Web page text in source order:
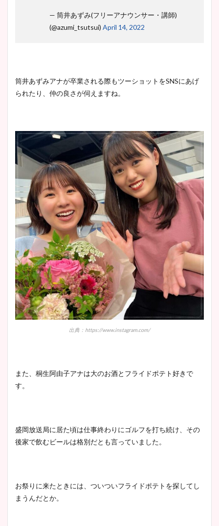
— 筒井あずみ(フリーアナウンサー・講師)
(@azumi_tsutsui) April 14, 2022
筒井あずみアナが卒業される際もツーショットをSNSにあげ
られたり、仲の良さが伺えますね。
出典：https://www.instagram.com/
また、桐生阿由子アナは大のお酒とフライドポテト好きで
す。
盛岡放送局に居た頃は仕事終わりにゴルフを打ち続け、その
後家で飲むビールは格別だとも言っていました。
お祭りに来たときには、ついついフライドポテトを探してし
まうんだとか。